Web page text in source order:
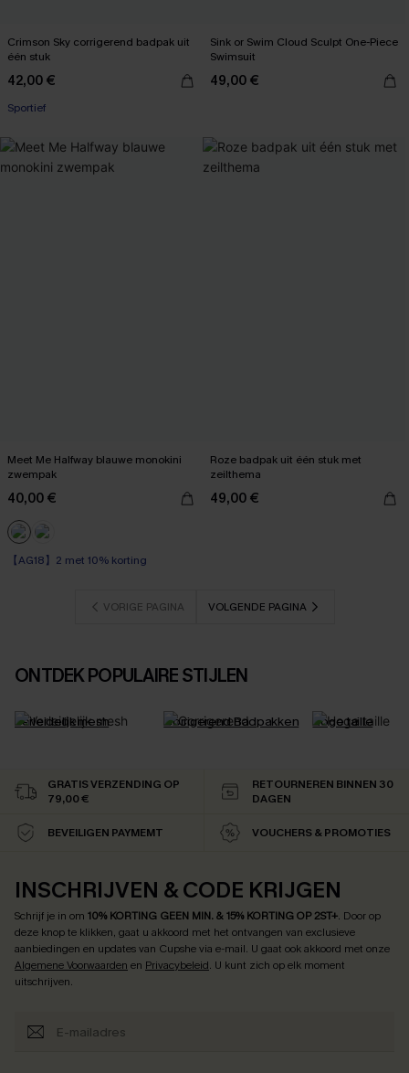
Crimson Sky corrigerend badpak uit
één stuk
42,00 €
Sportief
Sink or Swim Cloud Sculpt One-Piece
Swimsuit
49,00 €
Meet Me Halfway blauwe monokini
zwempak
40,00 €
【AG18】2 met 10% korting
Roze badpak uit één stuk met
zeilthema
49,00 €
VORIGE PAGINA VOLGENDE PAGINA
ONTDEK POPULAIRE STIJLEN
Verleidelijk mesh Corrigerend Badpakken Hoge taille
GRATIS VERZENDING OP
79,00 €
RETOURNEREN BINNEN 30
DAGEN
BEVEILIGEN PAYMEMT VOUCHERS & PROMOTIES
INSCHRIJVEN & CODE KRIJGEN
Schrijf je in om 10% KORTING GEEN MIN. & 15% KORTING OP 2ST+. Door op
deze knop te klikken, gaat u akkoord met het ontvangen van exclusieve
aanbiedingen en updates van Cupshe via e-mail. U gaat ook akkoord met onze
Algemene Voorwaarden en Privacybeleid. U kunt zich op elk moment
uitschrijven.